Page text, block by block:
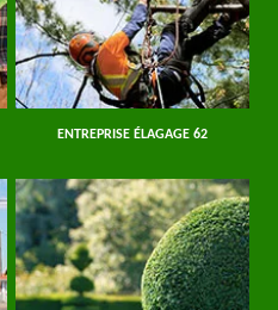
ENTREPRISE ÉLAGAGE 62